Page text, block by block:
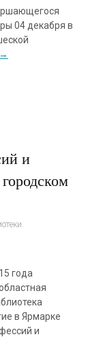
04 декабря в
→
и
года
в Ярмарке
и